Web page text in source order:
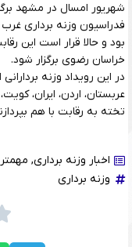
شهریور امسال در مشهد
فدراسیون وزنه برداری
بود و حالا قرار است این
خراسان رضوی برگزار شود.
در این رویداد وزنه
عربستان، اردن، ایران،
تخته به رقابت با هم
اخبار وزنه برداری,
وزنه برداری